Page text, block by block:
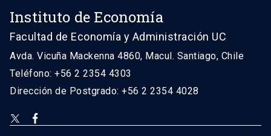
Instituto de Economía
Facultad de Economía y Administración UC
Avda. Vicuña Mackenna 4860, Macul. Santiago, Chile
Teléfono: +56 2 2354 4303
Dirección de Postgrado: +56 2 2354 4028